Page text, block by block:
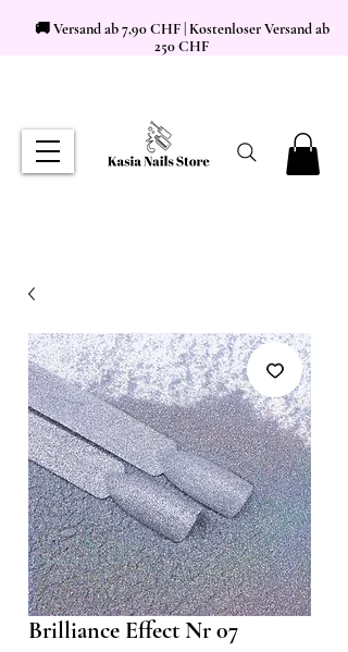
🚚 Versand ab 7,90 CHF | Kostenloser Versand ab
250 CHF
Brilliance Effect Nr 07